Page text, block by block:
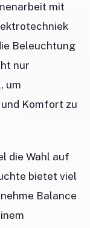
mit
Beleuchtung
nur
um
Komfort zu
die Wahl auf
bietet viel
Balance